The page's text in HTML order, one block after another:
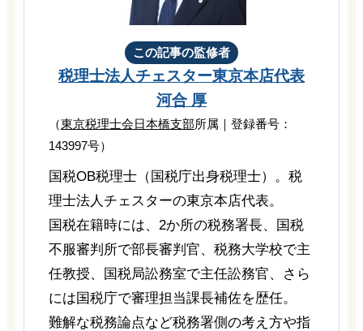
この記事の監修者
税理士法人チェスター東京本店代表
河合 厚
（東京税理士会日本橋支部所属｜登録番号：
143997号）
国税OB税理士（国税庁出身税理士）。税
理士法人チェスターの東京本店代表。
国税在籍時には、2か所の税務署長、国税
不服審判所で部長審判官、税務大学校で主
任教授、国税局訟務室で主任訟務官、さら
には国税庁で審理担当課長補佐を歴任。
難解な税務論点など税務署側の考え方や指